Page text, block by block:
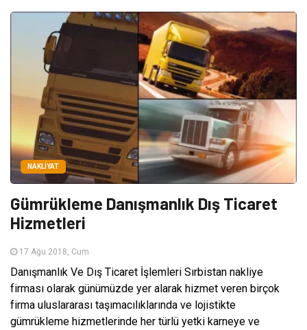
NAKLIYAT
Gümrükleme Danışmanlık Dış Ticaret
Hizmetleri
17 Ağu 2018, Cum
Danışmanlık Ve Dış Ticaret İşlemleri Sırbistan nakliye
firması olarak günümüzde yer alarak hizmet veren birçok
firma uluslararası taşımacılıklarında ve lojistikte
gümrükleme hizmetlerinde her türlü yetki karneye ve